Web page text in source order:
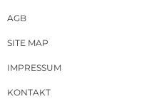
AGB
SITE MAP
IMPRESSUM
KONTAKT